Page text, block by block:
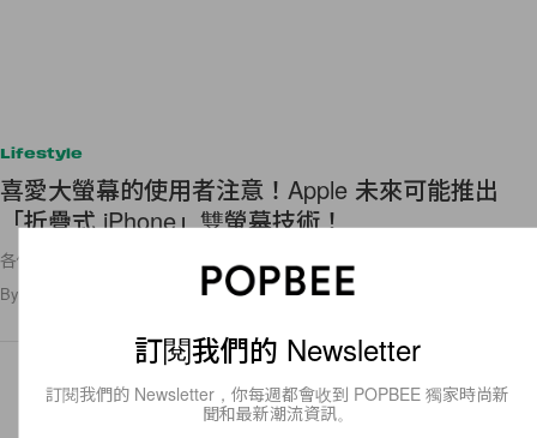
Lifestyle
喜愛大螢幕的使用者注意！Apple 未來可能推出
「折疊式 iPhone」雙螢幕技術！
各位又會期待更大尺寸的手機螢幕觀賞體驗嗎？
By 2020年6月18日
訂閱我們的 Newsletter
訂閱我們的 Newsletter，你每週都會收到 POPBEE 獨家時尚新
聞和最新潮流資訊。